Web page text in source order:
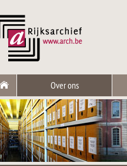
Over ons